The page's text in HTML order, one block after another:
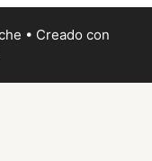
• Creado con